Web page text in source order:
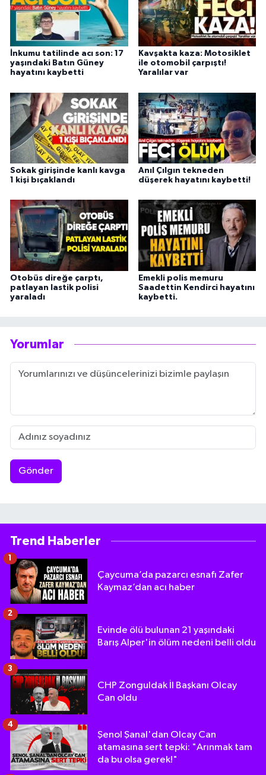
İnkumu tatilinde acı son: 17
yaşındaki Batın Güney
hayatını kaybetti
Kavşakta kaza: Motosiklet
ile otomobil çarpıştı!
Yaralılar var
Sokak girişinde kanlı kavga
1 kişi bıçaklandı
Anıl Çılgın tekneden
düşerek hayatını kaybetti!
Otobüs direğe çarptı,
patlayan lastik polisi
yaraladı
Emekli polis memuru
Saadettin Kendirci hayatını
kaybetti.
Yorumlar
Gönder
Trend Haberler
Çaycuma’da pazarcı esnafı Zafer
Kaymaz’dan acı haber
1
Evinde ölü bulunan 21 yaşındaki
Barış Alper'in ölüm nedeni belli oldu
2
CHP Zonguldak İl Başkanı Olcay
Can oldu
3
Şenol Şanal'dan Olcay Can
atamasına sert tepki: "Arınmak tam
da bu olsa gerek!"
4